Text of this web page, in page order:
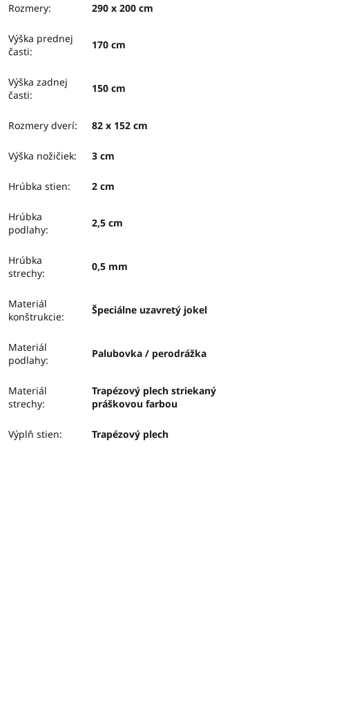
Rozmery: 290 x 200 cm
Výška prednej
časti:
170 cm
Výška zadnej
časti:
150 cm
Rozmery dverí: 82 x 152 cm
Výška nožičiek: 3 cm
Hrúbka stien: 2 cm
Hrúbka
podlahy:
2,5 cm
Hrúbka
strechy:
0,5 mm
Materiál
konštrukcie:
Špeciálne uzavretý jokel
Materiál
podlahy:
Palubovka / perodrážka
Materiál
strechy:
Trapézový plech striekaný
práškovou farbou
Výplň stien: Trapézový plech